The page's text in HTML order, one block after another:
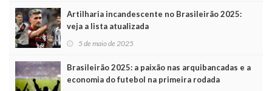
Artilharia incandescente no Brasileirão 2025:
veja a lista atualizada
5 de maio de 2025
Brasileirão 2025: a paixão nas arquibancadas e a
economia do futebol na primeira rodada